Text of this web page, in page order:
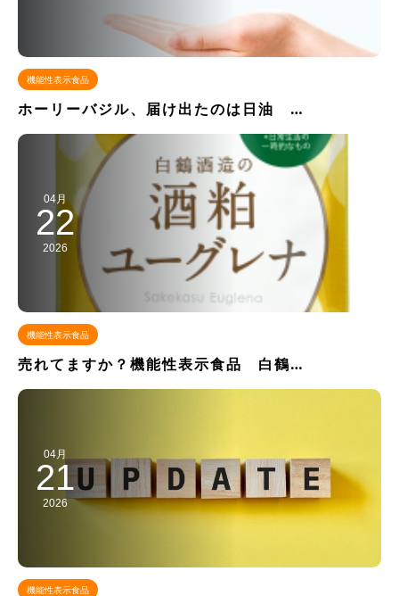
機能性表示食品
ホーリーバジル、届け出たのは日油 …
04月
22
2026
機能性表示食品
売れてますか？機能性表示食品 白鶴…
04月
21
2026
機能性表示食品